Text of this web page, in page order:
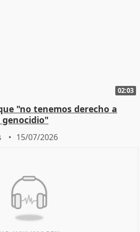
02:03
"no tenemos derecho a
genocidio"
15/07/2026